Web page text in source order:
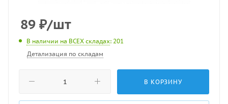
89 ₽/шт
В наличии на ВСЕХ складах: 201
Детализация по складам
В КОРЗИНУ